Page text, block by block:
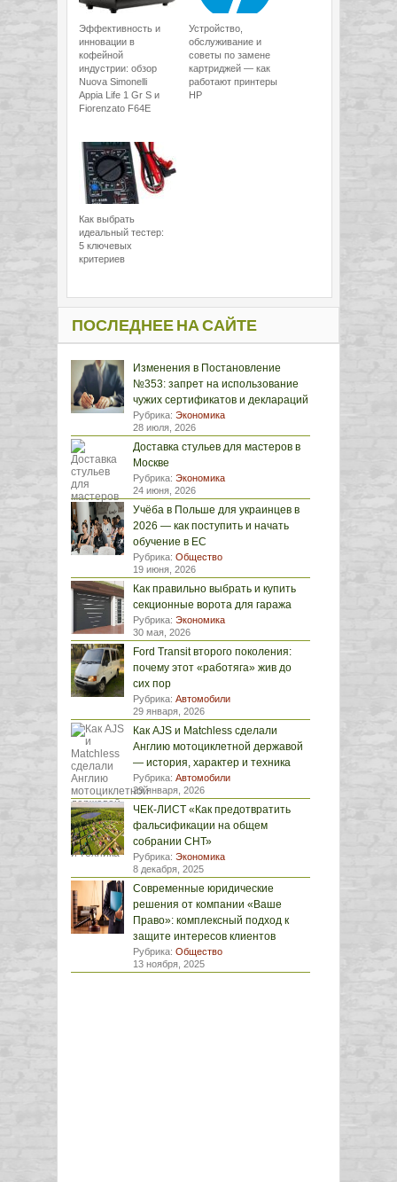
Эффективность и
инновации в
кофейной
индустрии: обзор
Nuova Simonelli
Appia Life 1 Gr S и
Fiorenzato F64E
Устройство,
обслуживание и
советы по замене
картриджей — как
работают принтеры
HP
Как выбрать
идеальный тестер:
5 ключевых
критериев
ПОСЛЕДНЕЕ НА САЙТЕ
Изменения в Постановление
№353: запрет на использование
чужих сертификатов и деклараций
Рубрика: Экономика
28 июля, 2026
Доставка стульев для мастеров в
Москве
Рубрика: Экономика
24 июня, 2026
Учёба в Польше для украинцев в
2026 — как поступить и начать
обучение в ЕС
Рубрика: Общество
19 июня, 2026
Как правильно выбрать и купить
секционные ворота для гаража
Рубрика: Экономика
30 мая, 2026
Ford Transit второго поколения:
почему этот «работяга» жив до
сих пор
Рубрика: Автомобили
29 января, 2026
Как AJS и Matchless сделали
Англию мотоциклетной державой
— история, характер и техника
Рубрика: Автомобили
29 января, 2026
ЧЕК-ЛИСТ «Как предотвратить
фальсификации на общем
собрании СНТ»
Рубрика: Экономика
8 декабря, 2025
Современные юридические
решения от компании «Ваше
Право»: комплексный подход к
защите интересов клиентов
Рубрика: Общество
13 ноября, 2025